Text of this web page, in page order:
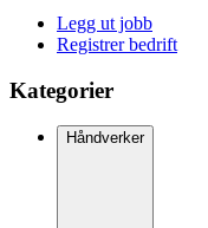
Legg ut jobb
Registrer bedrift
Kategorier
Håndverker